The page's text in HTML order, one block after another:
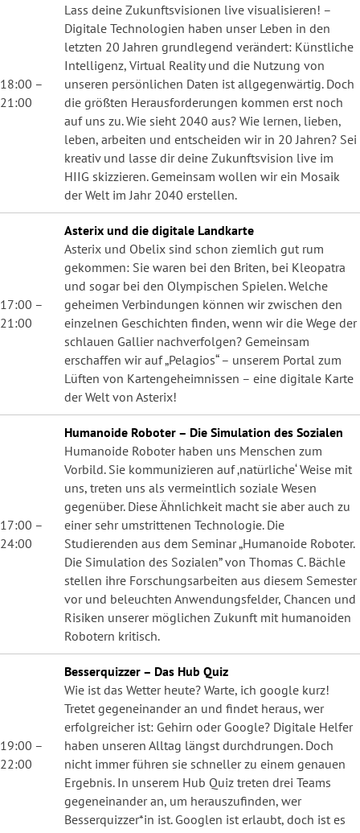
18:00 –
21:00
Lass deine Zukunftsvisionen live visualisieren! –
Digitale Technologien haben unser Leben in den
letzten 20 Jahren grundlegend verändert: Künstliche
Intelligenz, Virtual Reality und die Nutzung von
unseren persönlichen Daten ist allgegenwärtig. Doch
die größten Herausforderungen kommen erst noch
auf uns zu. Wie sieht 2040 aus? Wie lernen, lieben,
leben, arbeiten und entscheiden wir in 20 Jahren? Sei
kreativ und lasse dir deine Zukunftsvision live im
HIIG skizzieren. Gemeinsam wollen wir ein Mosaik
der Welt im Jahr 2040 erstellen.
17:00 –
21:00
Asterix und die digitale Landkarte
Asterix und Obelix sind schon ziemlich gut rum
gekommen: Sie waren bei den Briten, bei Kleopatra
und sogar bei den Olympischen Spielen. Welche
geheimen Verbindungen können wir zwischen den
einzelnen Geschichten finden, wenn wir die Wege der
schlauen Gallier nachverfolgen? Gemeinsam
erschaffen wir auf „Pelagios“ – unserem Portal zum
Lüften von Kartengeheimnissen – eine digitale Karte
der Welt von Asterix!
17:00 –
24:00
Humanoide Roboter – Die Simulation des Sozialen
Humanoide Roboter haben uns Menschen zum
Vorbild. Sie kommunizieren auf ‚natürliche‘ Weise mit
uns, treten uns als vermeintlich soziale Wesen
gegenüber. Diese Ähnlichkeit macht sie aber auch zu
einer sehr umstrittenen Technologie. Die
Studierenden aus dem Seminar „Humanoide Roboter.
Die Simulation des Sozialen” von Thomas C. Bächle
stellen ihre Forschungsarbeiten aus diesem Semester
vor und beleuchten Anwendungsfelder, Chancen und
Risiken unserer möglichen Zukunft mit humanoiden
Robotern kritisch.
19:00 –
22:00
Besserquizzer – Das Hub Quiz
Wie ist das Wetter heute? Warte, ich google kurz!
Tretet gegeneinander an und findet heraus, wer
erfolgreicher ist: Gehirn oder Google? Digitale Helfer
haben unseren Alltag längst durchdrungen. Doch
nicht immer führen sie schneller zu einem genauen
Ergebnis. In unserem Hub Quiz treten drei Teams
gegeneinander an, um herauszufinden, wer
Besserquizzer*in ist. Googlen ist erlaubt, doch ist es